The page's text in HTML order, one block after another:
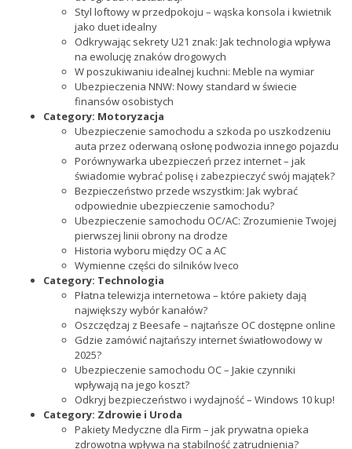
Styl loftowy w przedpokoju – wąska konsola i kwietnik
jako duet idealny
Odkrywając sekrety U21 znak: Jak technologia wpływa
na ewolucję znaków drogowych
W poszukiwaniu idealnej kuchni: Meble na wymiar
Ubezpieczenia NNW: Nowy standard w świecie
finansów osobistych
Category: Motoryzacja
Ubezpieczenie samochodu a szkoda po uszkodzeniu
auta przez oderwaną osłonę podwozia innego pojazdu
Porównywarka ubezpieczeń przez internet – jak
świadomie wybrać polisę i zabezpieczyć swój majątek?
Bezpieczeństwo przede wszystkim: Jak wybrać
odpowiednie ubezpieczenie samochodu?
Ubezpieczenie samochodu OC/AC: Zrozumienie Twojej
pierwszej linii obrony na drodze
Historia wyboru między OC a AC
Wymienne części do silników Iveco
Category: Technologia
Płatna telewizja internetowa – które pakiety dają
największy wybór kanałów?
Oszczędzaj z Beesafe – najtańsze OC dostępne online
Gdzie zamówić najtańszy internet światłowodowy w
2025?
Ubezpieczenie samochodu OC – Jakie czynniki
wpływają na jego koszt?
Odkryj bezpieczeństwo i wydajność – Windows 10 kup!
Category: Zdrowie i Uroda
Pakiety Medyczne dla Firm – jak prywatna opieka
zdrowotna wpływa na stabilność zatrudnienia?